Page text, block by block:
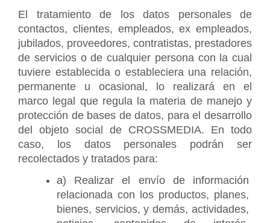
El tratamiento de los datos personales de
contactos, clientes, empleados, ex empleados,
jubilados, proveedores, contratistas, prestadores
de servicios o de cualquier persona con la cual
tuviere establecida o estableciera una relación,
permanente u ocasional, lo realizará en el
marco legal que regula la materia de manejo y
protección de bases de datos, para el desarrollo
del objeto social de CROSSMEDIA. En todo
caso, los datos personales podrán ser
recolectados y tratados para:
a) Realizar el envío de información
relacionada con los productos, planes,
bienes, servicios, y demás, actividades,